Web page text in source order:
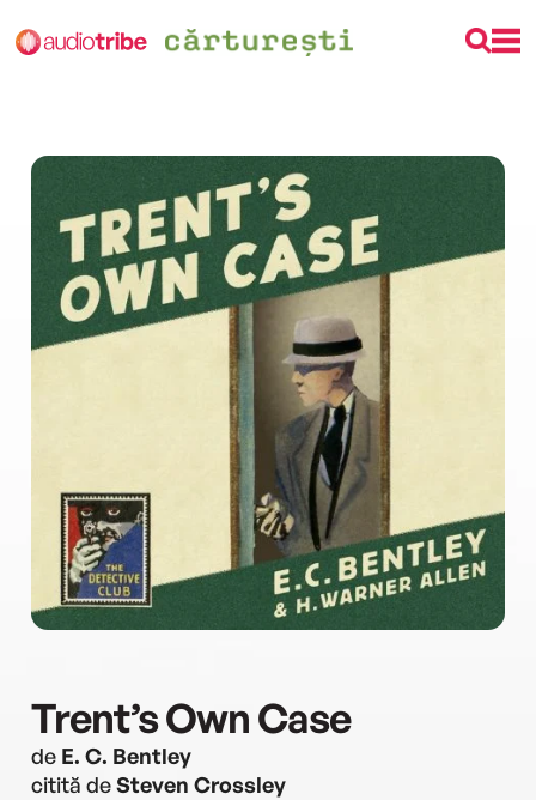
Trent’s Own Case
de E. C. Bentley
citită deSteven Crossley